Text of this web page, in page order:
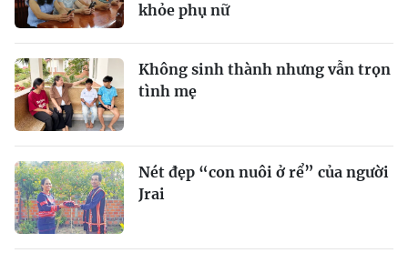
khỏe phụ nữ
Không sinh thành nhưng vẫn trọn
tình mẹ
Nét đẹp “con nuôi ở rể” của người
Jrai